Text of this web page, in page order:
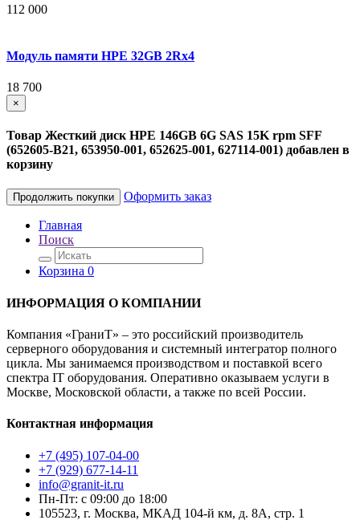
112 000
Модуль памяти HPE 32GB 2Rx4
18 700
×
Товар Жесткий диск HPE 146GB 6G SAS 15K rpm SFF
(652605-B21, 653950-001, 652625-001, 627114-001) добавлен в
корзину
Продолжить покупки Оформить заказ
Главная
Поиск
Корзина 0
ИНФОРМАЦИЯ О КОМПАНИИ
Компания «ГраниТ» – это российский производитель
серверного оборудования и системный интегратор полного
цикла. Мы занимаемся производством и поставкой всего
спектра IT оборудования. Оперативно оказываем услуги в
Москве, Московской области, а также по всей России.
Контактная информация
+7 (495) 107-04-00
+7 (929) 677-14-11
info@granit-it.ru
Пн-Пт: с 09:00 до 18:00
105523, г. Москва, МКАД 104-й км, д. 8А, стр. 1